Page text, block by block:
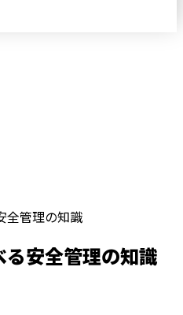
全管理の知識
安全管理の知識